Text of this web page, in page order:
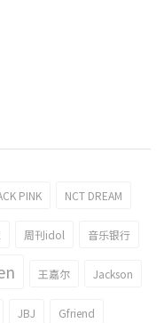
PINK NCT DREAM
周刊idol 音乐银行
王嘉尔 Jackson
JBJ Gfriend